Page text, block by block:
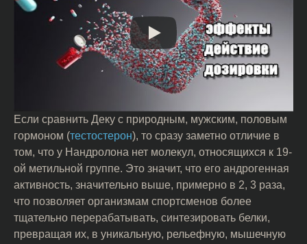
Если сравнить Деку с природным, мужским, половым
гормоном (тестостерон), то сразу заметно отличие в
том, что у Нандролона нет молекул, относящихся к 19-
ой метильной группе. Это значит, что его андрогенная
активность, значительно выше, примерно в 2, 3 раза,
что позволяет организмам спортсменов более
тщательно перерабатывать, синтезировать белки,
превращая их, в уникальную, рельефную, мышечную